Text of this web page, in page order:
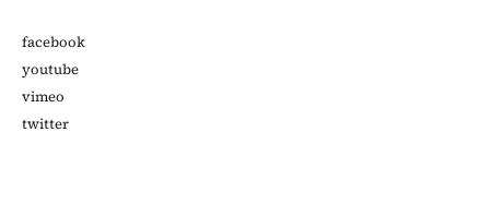
facebook
youtube
vimeo
twitter